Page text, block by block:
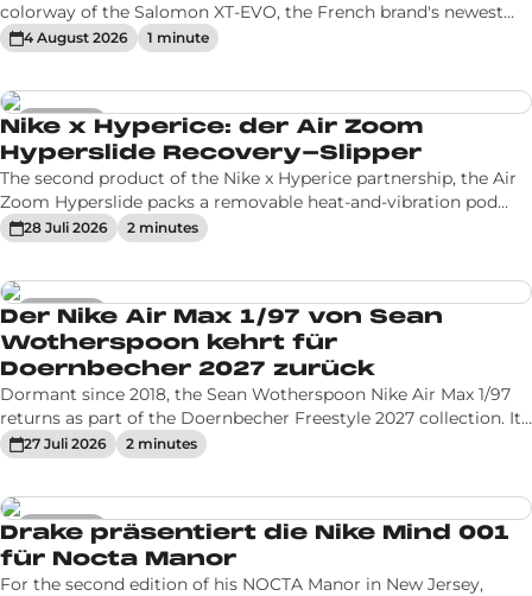
colorway of the Salomon XT-EVO, the French brand's newest
silhouette. No date or price confirmed yet for this Kith make-
up.
4 August 2026 1 minute
Hot News
Nike x Hyperice: der Air Zoom
Hyperslide Recovery-Slipper
The second product of the Nike x Hyperice partnership, the Air
Zoom Hyperslide packs a removable heat-and-vibration pod
into a slide with a full-length Air Zoom sole. Two colorways, out
September 29 for $250.
28 Juli 2026 2 minutes
Hot News
Der Nike Air Max 1/97 von Sean
Wotherspoon kehrt für
Doernbecher 2027 zurück
Dormant since 2018, the Sean Wotherspoon Nike Air Max 1/97
returns as part of the Doernbecher Freestyle 2027 collection. Its
colorway, designed by a young hospital patient, stays secret
until the drop.
27 Juli 2026 2 minutes
Hot News
Drake präsentiert die Nike Mind 001
für Nocta Manor
For the second edition of his NOCTA Manor in New Jersey,